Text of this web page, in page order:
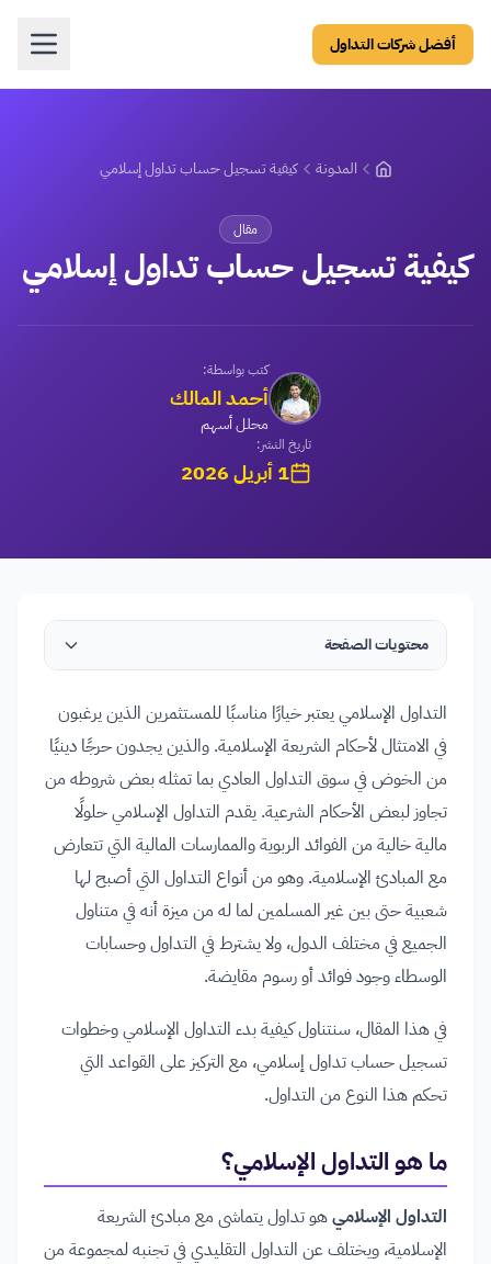
أفضل شركات التداول
المدونة كيفية تسجيل حساب تداول إسلامي
مقال
كيفية تسجيل حساب تداول إسلامي
كتب بواسطة:
أحمد المالك
محلل أسهم
تاريخ النشر:
1 أبريل 2026
محتويات الصفحة
التداول الإسلامي يعتبر خيارًا مناسبًا للمستثمرين الذين يرغبون
في الامتثال لأحكام الشريعة الإسلامية. والذين يجدون حرجًا دينيًا
من الخوض في سوق التداول العادي بما تمثله بعض شروطه من
تجاوز لبعض الأحكام الشرعية. يقدم التداول الإسلامي حلولًا
مالية خالية من الفوائد الربوية والممارسات المالية التي تتعارض
مع المبادئ الإسلامية. وهو من أنواع التداول التي أصبح لها
شعبية حتى بين غير المسلمين لما له من ميزة أنه في متناول
الجميع في مختلف الدول، ولا يشترط في التداول وحسابات
الوسطاء وجود فوائد أو رسوم مقايضة.
في هذا المقال، سنتناول كيفية بدء التداول الإسلامي وخطوات
تسجيل حساب تداول إسلامي، مع التركيز على القواعد التي
تحكم هذا النوع من التداول.
ما هو التداول الإسلامي؟
التداول الإسلاميهو تداول يتماشى مع مبادئ الشريعة
الإسلامية، ويختلف عن التداول التقليدي في تجنبه لمجموعة من